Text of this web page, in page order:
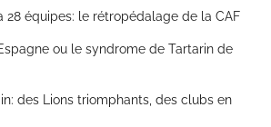
28 équipes: le rétropédalage de la CAF
ou le syndrome de Tartarin de
des Lions triomphants, des clubs en